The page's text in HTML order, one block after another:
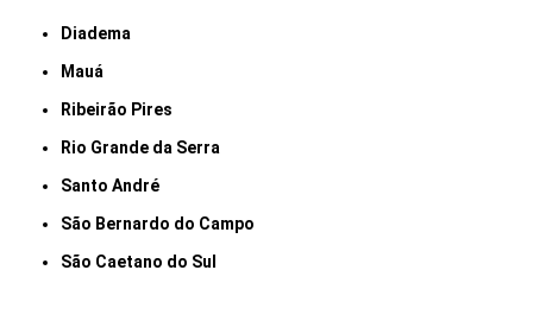
Diadema
Mauá
Ribeirão Pires
Rio Grande da Serra
Santo André
São Bernardo do Campo
São Caetano do Sul